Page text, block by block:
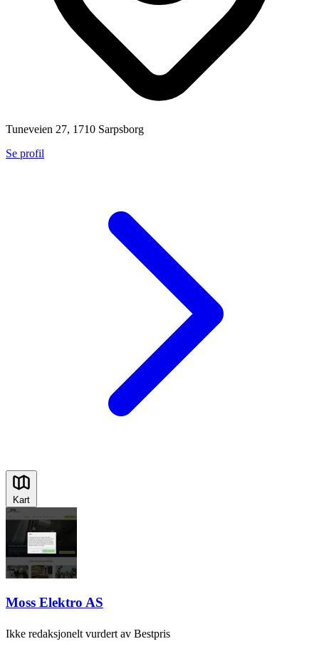
Tuneveien 27, 1710 Sarpsborg
Se profil
Kart
Moss Elektro AS
Ikke redaksjonelt vurdert av Bestpris